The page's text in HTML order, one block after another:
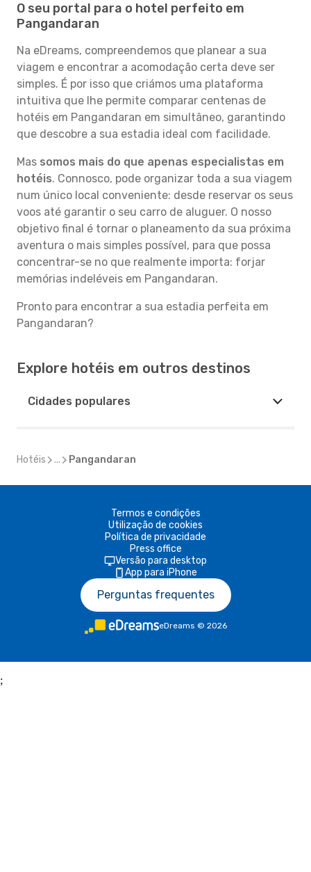
O seu portal para o hotel perfeito em
Pangandaran
Na eDreams, compreendemos que planear a sua
viagem e encontrar a acomodação certa deve ser
simples. É por isso que criámos uma plataforma
intuitiva que lhe permite comparar centenas de
hotéis em Pangandaran em simultâneo, garantindo
que descobre a sua estadia ideal com facilidade.
Mas somos mais do que apenas especialistas em
hotéis. Connosco, pode organizar toda a sua viagem
num único local conveniente: desde reservar os seus
voos até garantir o seu carro de aluguer. O nosso
objetivo final é tornar o planeamento da sua próxima
aventura o mais simples possível, para que possa
concentrar-se no que realmente importa: forjar
memórias indeléveis em Pangandaran.
Pronto para encontrar a sua estadia perfeita em
Pangandaran?
Explore hotéis em outros destinos
Cidades populares
Hotéis ... Pangandaran
Termos e condições
Utilização de cookies
Política de privacidade
Press office
Versão para desktop
App para iPhone
Perguntas frequentes
eDreams © 2026
;